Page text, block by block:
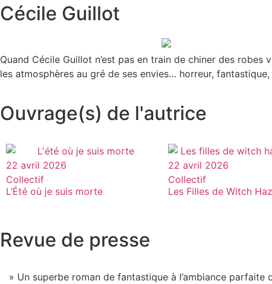
Cécile Guillot
Quand Cécile Guillot n’est pas en train de chiner des
les atmosphères au gré de ses envies… horreur,
Ouvrage(s) de l'autrice
22 avril 2026
Collectif
L’Été où je suis morte
22 avril 2026
Collectif
Les Filles de Witch
Revue de presse
» Un superbe roman de fantastique à l’ambiance parfaite